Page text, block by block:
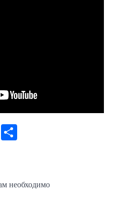
Odnoklassniki
необходимо